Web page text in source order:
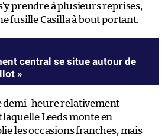
prendre à plusieurs reprises,
fusille Casilla à bout portant.
central se situe autour de
»
demi-heure relativement
Leeds monte en
les occasions franches, mais